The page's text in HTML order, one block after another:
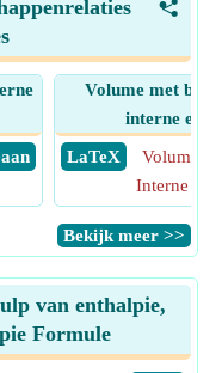
<
Volume met
interne
​ LaTeX
Volume
Interne
​Bekijk meer >>
van enthalpie,
Formule